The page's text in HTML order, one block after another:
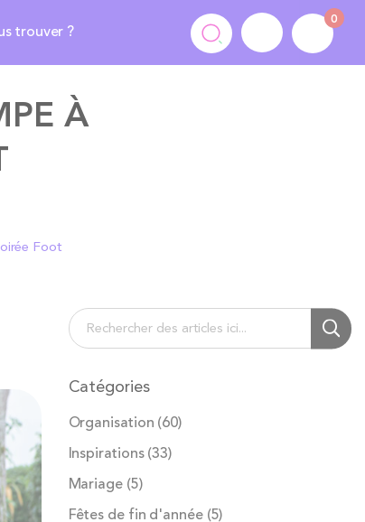
trouver ?
0
À
Foot
Chercher
Catégories
Organisation (60)
Inspirations(33)
Mariage (5)
Fêtes de fin d'année (5)